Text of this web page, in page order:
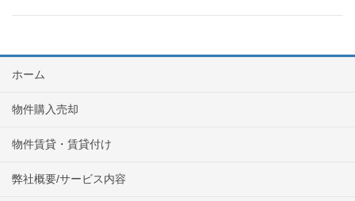
ホーム
物件購入売却
物件賃貸・賃貸付け
弊社概要/サービス内容